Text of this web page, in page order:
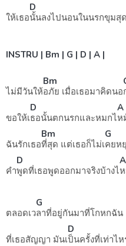
ให้เธอ
D
นั้นลงไปนอนในนรกขุมสุ
INSTRU | Bm | G | D | A |
ไม่มีวันให้
Bm
อภัย เมื่อเธอมาคิดนอ
ขอให้เ
D
ธอนั้นตกนรกและหมกไ
A
ห
ฉันรักเธอ
Bm
ที่สุด แต่เธอก็ไม่เ
G
คยห
คำ
D
พูดที่เธอพูดออกมาจริงบ้างไ
A
ตลอดเว
G
ลาที่อยู่กันมาที่โกหกฉัน
ที่เธอสัญญา มันเ
D
ป็นครั้งที่เท่าไห